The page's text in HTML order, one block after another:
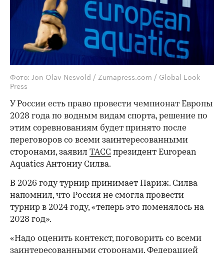
Фото: Jon Olav Nesvold / Zumapress.com / Global Look
Press
У России есть право провести чемпионат Европы
2028 года по водным видам спорта, решение по
этим соревнованиям будет принято после
переговоров со всеми заинтересованными
сторонами, заявил ТАСС президент European
Aquatics Антониу Силва.
В 2026 году турнир принимает Париж. Силва
напомнил, что Россия не смогла провести
турнир в 2024 году, «теперь это поменялось на
2028 год».
«Надо оценить контекст, поговорить со всеми
заинтересованными сторонами, Федерацией